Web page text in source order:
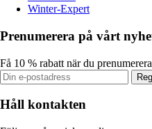
Winter-Expert
Prenumerera på vårt
Få 10 % rabatt när du
Håll kontakten